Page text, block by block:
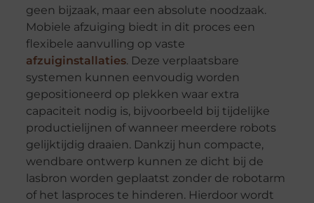
geen bijzaak, maar een absolute noodzaak.
Mobiele afzuiging biedt in dit proces een
flexibele aanvulling op vaste
afzuiginstallaties. Deze verplaatsbare
systemen kunnen eenvoudig worden
gepositioneerd op plekken waar extra
capaciteit nodig is, bijvoorbeeld bij tijdelijke
productielijnen of wanneer meerdere robots
gelijktijdig draaien. Dankzij hun compacte,
wendbare ontwerp kunnen ze dicht bij de
lasbron worden geplaatst zonder de robotarm
of het lasproces te hinderen. Hierdoor wordt